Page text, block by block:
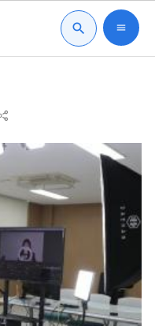
menu
search